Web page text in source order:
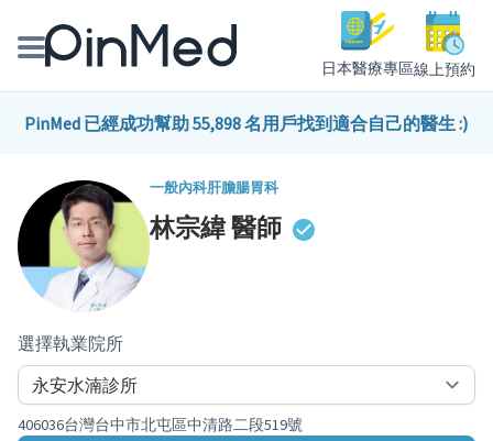
日本醫療專區線上預約
線上預約醫師、院所
醫師專欄專訪
健康主題館
PinMed 已經成功幫助 55,898 名用戶找到適合自己的醫生 :)
一般內科肝膽腸胃科
林宗緯醫師
選擇執業院所
406036台灣台中市北屯區中清路二段519號